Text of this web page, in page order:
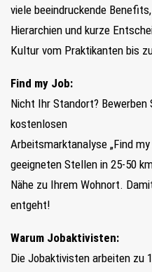
viele beeindruckende
Hierarchien und kurze
Kultur vom Praktikanten bis
Find my Job:
Nicht Ihr Standort?
kostenlosen
Arbeitsmarktanalyse „Find
geeigneten Stellen in 25-50
Nähe zu Ihrem Wohnort.
entgeht!
Warum Jobaktivisten:
Die Jobaktivisten arbeiten zu